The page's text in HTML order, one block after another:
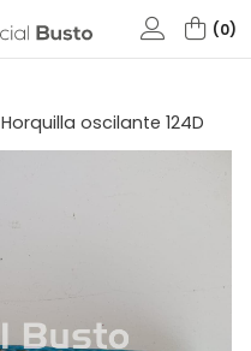
0
Horquilla oscilante 124D